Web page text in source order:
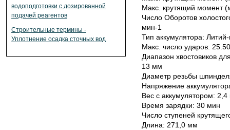
водоподготовки с дозированной
подачей реагентов
Строительные термины -
Уплотнение осадка сточных вод
Макс. крутящий момент
Число Оборотов
мин-1
Тип аккумулятора:
Макс. число ударов:
Диапазон хвостовиков
13 мм
Диаметр резьбы
Напряжение
Вес с аккумулятором: 2,4
Время зарядки: 30 мин
Число ступеней
Длина: 271,0 мм